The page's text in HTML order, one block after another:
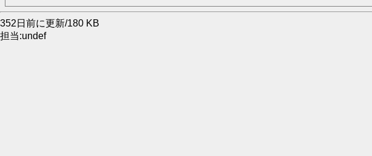
352日前に更新/180 KB
担当:undef